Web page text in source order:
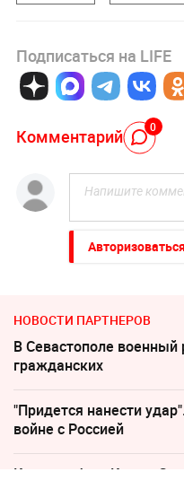
Подписаться на LIFE
Комментарий 0
Авторизоваться
НОВОСТИ ПАРТНЕРОВ
В Севастополе военный
гражданских
"Придется нанести
войне с Россией
Катастрофа в Киеве: